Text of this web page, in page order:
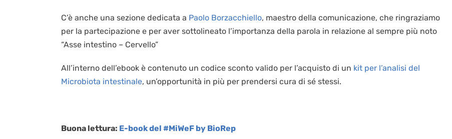
C’è anche una sezione dedicata a Paolo Borzacchiello, maestro della comunicazione, che ringraziamo
per la partecipazione e per aver sottolineato l’importanza della parola in relazione al sempre più noto
“Asse intestino – Cervello”
All’interno dell’ebook è contenuto un codice sconto valido per l’acquisto di un kit per l’analisi del
Microbiota intestinale, un’opportunità in più per prendersi cura di sé stessi.
Buona lettura: E-book del #MiWeF by BioRep